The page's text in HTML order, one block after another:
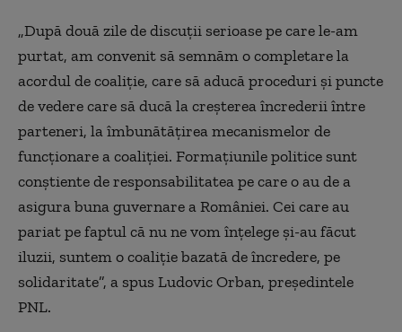
„După două zile de discuţii serioase pe care le-am
purtat, am convenit să semnăm o completare la
acordul de coaliţie, care să aducă proceduri şi puncte
de vedere care să ducă la creşterea încrederii între
parteneri, la îmbunătăţirea mecanismelor de
funcţionare a coaliţiei. Formaţiunile politice sunt
conştiente de responsabilitatea pe care o au de a
asigura buna guvernare a României. Cei care au
pariat pe faptul că nu ne vom înţelege şi-au făcut
iluzii, suntem o coaliţie bazată de încredere, pe
solidaritate”, a spus Ludovic Orban, președintele
PNL.